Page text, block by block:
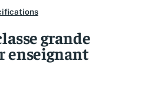
grande
enseignant